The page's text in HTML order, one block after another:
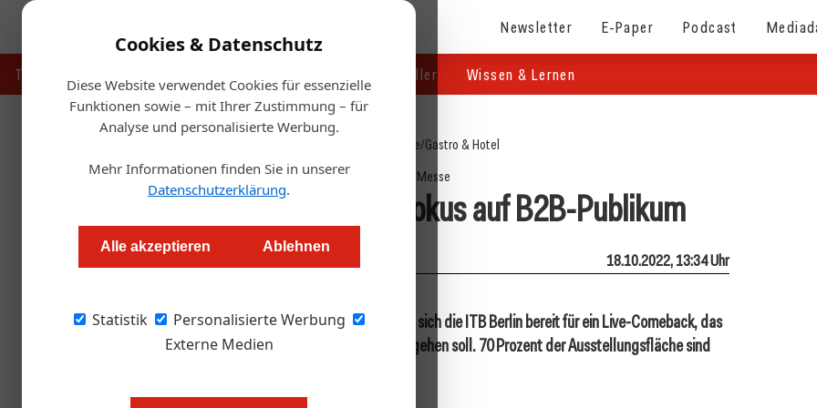
Cookies & Datenschutz
Diese Website verwendet Cookies für essenzielle
Funktionen sowie – mit Ihrer Zustimmung – für
Analyse und personalisierte Werbung.
Mehr Informationen finden Sie in unserer
Datenschutzerklärung.
Alle akzeptieren Ablehnen
Statistik
Personalisierte Werbung
Externe Medien
Newsletter E-Paper Podcast
Touristik Handel & Hersteller Wissen & Lernen
Startseite/Gastro & Hotel
Messe
ITB 2023: Starker Fokus auf B2B-Publikum
Alexander Grübling 18.10.2022, 13:34 Uhr
Unter dem Leitmotiv „Open for Change“ macht sich die ITB Berlin bereit für ein Live-Comeback, das
von 7. bis 9. März 2023 in Berlin über die Bühne gehen soll. 70 Prozent der Ausstellungsfläche sind